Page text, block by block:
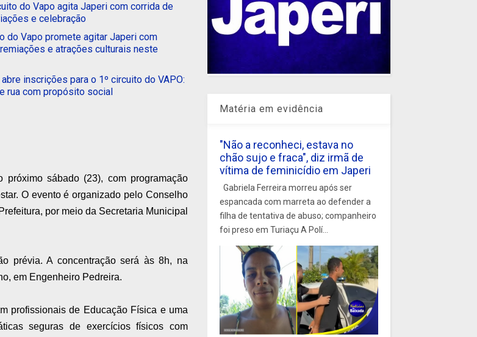
do Vapo agita Japeri com corrida de
e celebração
do Vapo promete agitar Japeri com
e atrações culturais neste
inscrições para o 1º circuito do VAPO:
rua com propósito social
sábado (23), com programação
O evento é organizado pelo Conselho
por meio da Secretaria Municipal
prévia. A concentração será às 8h, na
em Engenheiro Pedreira.
profissionais de Educação Física e uma
seguras de exercícios físicos com
Matéria em evidência
"Não a reconheci, estava no
chão sujo e fraca", diz irmã de
vítima de feminicídio em Japeri
Gabriela Ferreira morreu após ser
espancada com marreta ao defender a
filha de tentativa de abuso; companheiro
foi preso em Turiaçu A Polí...